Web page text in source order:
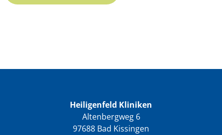
Heiligenfeld Kliniken
Altenbergweg 6
97688 Bad Kissingen